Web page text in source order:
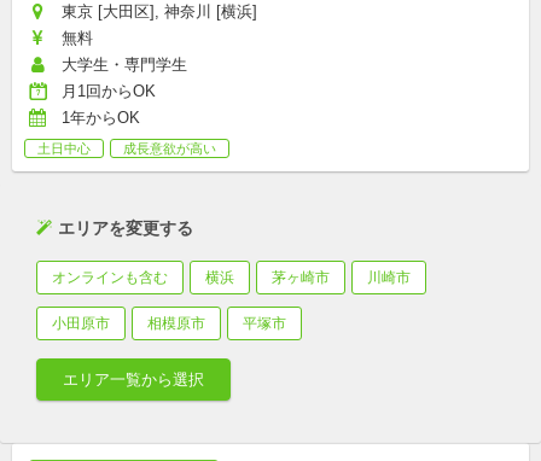
東京 [大田区], 神奈川 [横浜]
無料
大学生・専門学生
月1回からOK
1年からOK
土日中心 成長意欲が高い
エリアを変更する
オンラインも含む 横浜 茅ヶ崎市 川崎市
小田原市 相模原市 平塚市
エリア一覧から選択